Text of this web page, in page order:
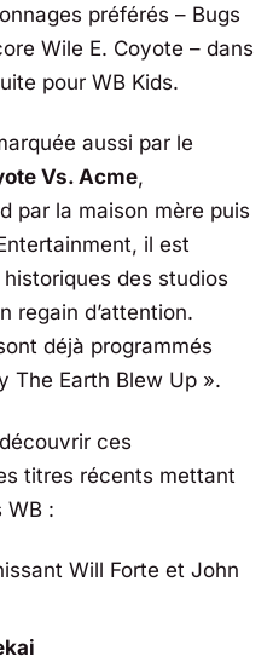
préférés – Bugs
Wile E. Coyote – dans
pour WB Kids.
aussi par le
Vs. Acme,
par la maison mère puis
, il est
des studios
regain d’attention.
déjà programmés
The Earth Blew Up ».
ces
titres récents mettant
WB :
Will Forte et John